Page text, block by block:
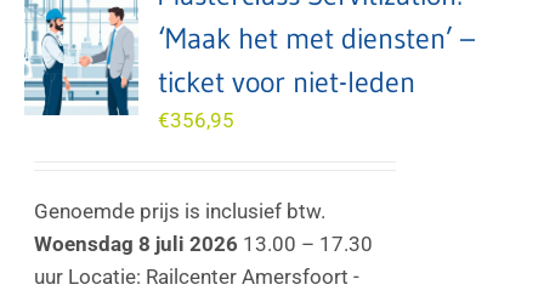
‘Maak het met diensten’ –
ticket voor niet-leden
€356,95
Genoemde prijs is inclusief btw.
Woensdag 8 juli 2026 13.00 – 17.30
uur Locatie: Railcenter Amersfoort -